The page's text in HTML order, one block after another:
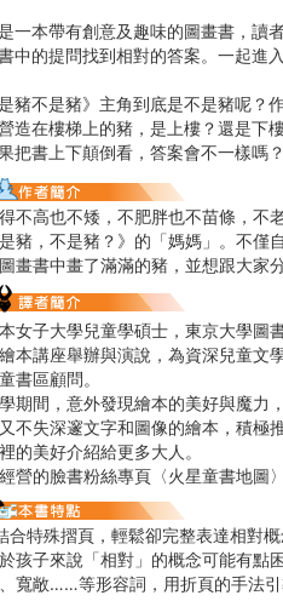
一本帶有創意及趣味的圖畫書，讀
中的提問找到相對的答案。一起進
是豬不是豬》主角到底是不是豬呢？
造在樓梯上的豬，是上樓？還是下
把書上下顛倒看，答案會不一樣嗎
不高也不矮，不肥胖也不苗條，不
是豬，不是豬？》的「媽媽」。不
畫書中畫了滿滿的豬，並想跟大家
女子大學兒童學碩士，東京大學圖
本講座舉辦與演說，為資深兒童文
書區顧問。
期間，意外發現繪本的美好與魔力
不失深邃文字和圖像的繪本，積極
的美好介紹給更多大人。
營的臉書粉絲專頁〈火星童書地圖
合特殊摺頁，輕鬆卻完整表達相對
孩子來說「相對」的概念可能有點
寬敞……等形容詞，用折頁的手法